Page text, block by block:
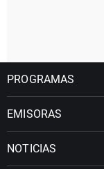
PROGRAMAS
EMISORAS
NOTICIAS